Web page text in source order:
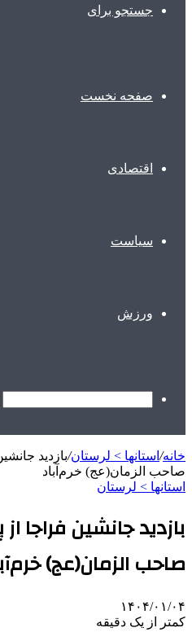
جستجو برای
صفحه نخست
اقتصادی
سیاست
ورزش
خانه/ استانها > لرستان/بازدید
صاحب الزمان(عج) خرم‌آباد
استانها > لرستان
بازدید جانشین فراجا
صاحب الزمان(عج)
۱۴۰۴/۰۱/۰۴
کمتر از یک دقیقه